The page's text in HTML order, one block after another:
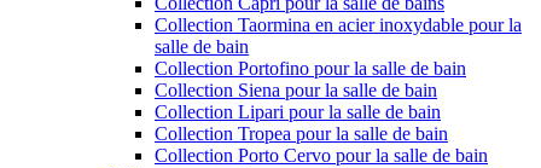
Collection Taormina en acier inoxydable pour la
salle de bain
Collection Portofino pour la salle de bain
Collection Siena pour la salle de bain
Collection Lipari pour la salle de bain
Collection Tropea pour la salle de bain
Collection Porto Cervo pour la salle de bain